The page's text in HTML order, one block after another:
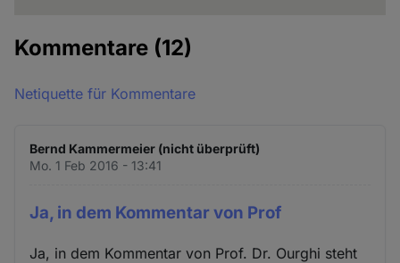
Kommentare (12)
Netiquette für Kommentare
Bernd Kammermeier (nicht überprüft)
Mo. 1 Feb 2016 - 13:41
Ja, in dem Kommentar von Prof
Ja, in dem Kommentar von Prof. Dr. Ourghi steht